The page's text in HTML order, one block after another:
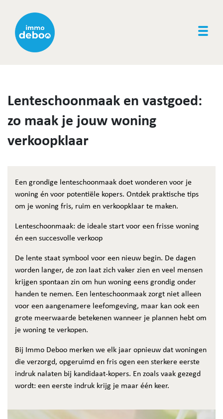
Lenteschoonmaak en vastgoed:
zo maak je jouw woning
verkoopklaar
Een grondige lenteschoonmaak doet wonderen voor je
woning én voor potentiële kopers. Ontdek praktische tips
om je woning fris, ruim en verkoopklaar te maken.
Lenteschoonmaak: de ideale start voor een frisse woning
én een succesvolle verkoop
De lente staat symbool voor een nieuw begin. De dagen
worden langer, de zon laat zich vaker zien en veel mensen
krijgen spontaan zin om hun woning eens grondig onder
handen te nemen. Een lenteschoonmaak zorgt niet alleen
voor een aangenamere leefomgeving, maar kan ook een
grote meerwaarde betekenen wanneer je plannen hebt om
je woning te verkopen.
Bij Immo Deboo merken we elk jaar opnieuw dat woningen
die verzorgd, opgeruimd en fris ogen een sterkere eerste
indruk nalaten bij kandidaat-kopers. En zoals vaak gezegd
wordt: een eerste indruk krijg je maar één keer.